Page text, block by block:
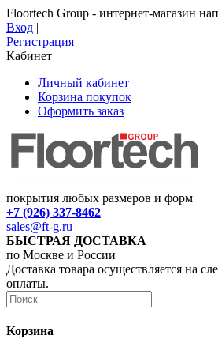
Floortech Group - интернет-магазин
Вход |
Регистрация
Кабинет
Личный кабинет
Корзина покупок
Оформить заказ
покрытия любых размеров и форм
+7 (926) 337-8462
sales@ft-g.ru
БЫСТРАЯ ДОСТАВКА
по Москве и России
Доставка товара осуществляется на
оплаты.
Корзина